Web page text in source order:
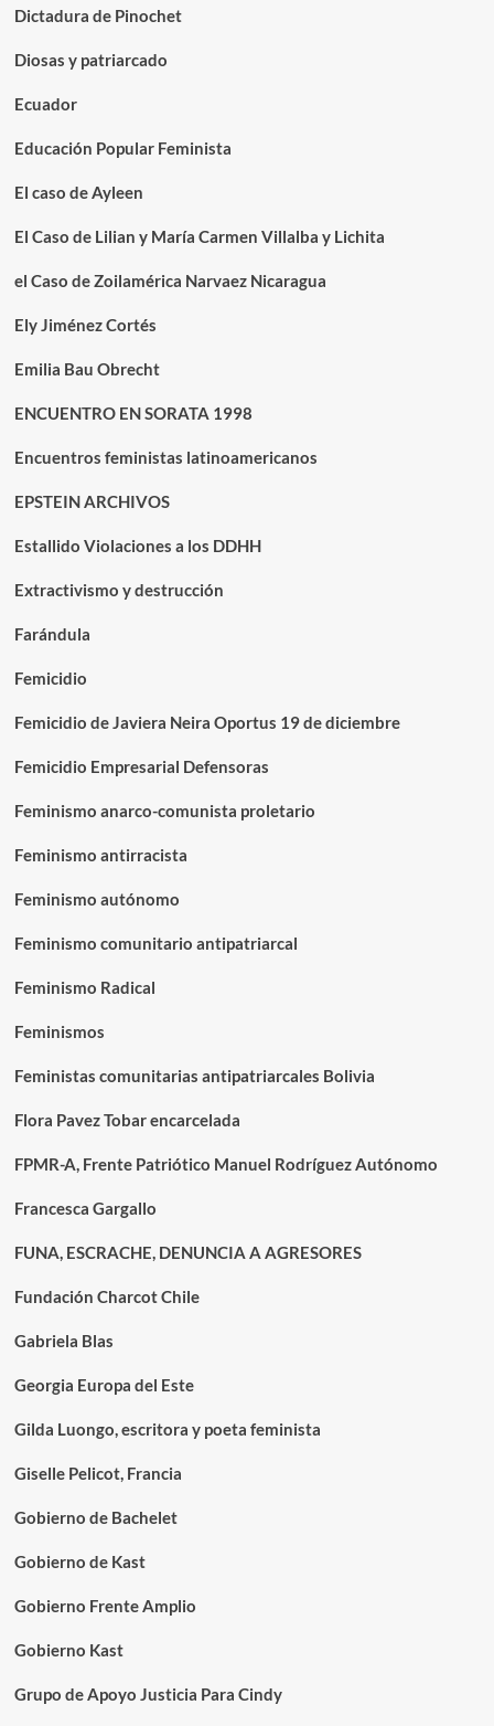
Dictadura de Pinochet
Diosas y patriarcado
Ecuador
Educación Popular Feminista
El caso de Ayleen
El Caso de Lilian y María Carmen Villalba y Lichita
el Caso de Zoilamérica Narvaez Nicaragua
Ely Jiménez Cortés
Emilia Bau Obrecht
ENCUENTRO EN SORATA 1998
Encuentros feministas latinoamericanos
EPSTEIN ARCHIVOS
Estallido Violaciones a los DDHH
Extractivismo y destrucción
Farándula
Femicidio
Femicidio de Javiera Neira Oportus 19 de diciembre
Femicidio Empresarial Defensoras
Feminismo anarco-comunista proletario
Feminismo antirracista
Feminismo autónomo
Feminismo comunitario antipatriarcal
Feminismo Radical
Feminismos
Feministas comunitarias antipatriarcales Bolivia
Flora Pavez Tobar encarcelada
FPMR-A, Frente Patriótico Manuel Rodríguez Autónomo
Francesca Gargallo
FUNA, ESCRACHE, DENUNCIA A AGRESORES
Fundación Charcot Chile
Gabriela Blas
Georgia Europa del Este
Gilda Luongo, escritora y poeta feminista
Giselle Pelicot, Francia
Gobierno de Bachelet
Gobierno de Kast
Gobierno Frente Amplio
Gobierno Kast
Grupo de Apoyo Justicia Para Cindy